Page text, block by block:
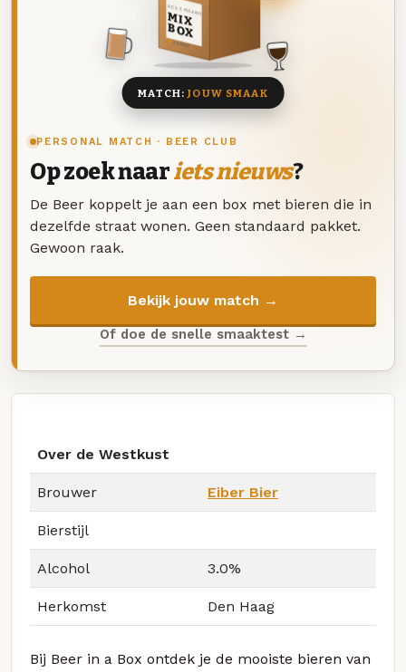
PERSONAL MATCH · BEER CLUB
Op zoek naariets nieuws?
De Beer koppelt je aan een box met bieren die in
dezelfde straat wonen. Geen standaard pakket.
Gewoon raak.
Bekijk jouw match →
Of doe de snelle smaaktest →
DEZE MAAND
MIX
BOX
8 BIEREN
MATCH:JOUW SMAAK
Over de Westkust
Brouwer Eiber Bier
Bierstijl
Alcohol 3.0%
Herkomst Den Haag
Bij Beer in a Box ontdek je de mooiste bieren van